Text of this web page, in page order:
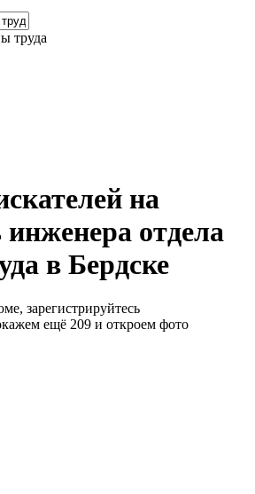
труда
на
отдела
в Бердске
зарегистрируйтесь
ещё 209 и откроем фото